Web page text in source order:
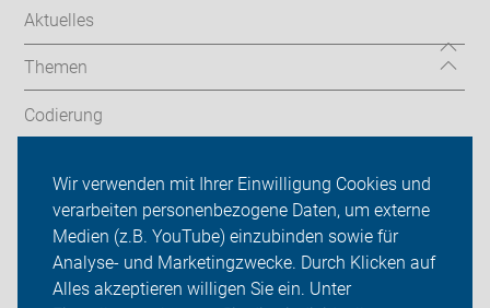
Wir verwenden mit Ihrer Einwilligung Cookies und
verarbeiten personenbezogene Daten, um externe
Medien (z.B. YouTube) einzubinden sowie für
Analyse- und Marketingzwecke. Durch Klicken auf
Alles akzeptieren willigen Sie ein. Unter
Aktuelles
Themen
Codierung
Werkstattkurse
Über uns